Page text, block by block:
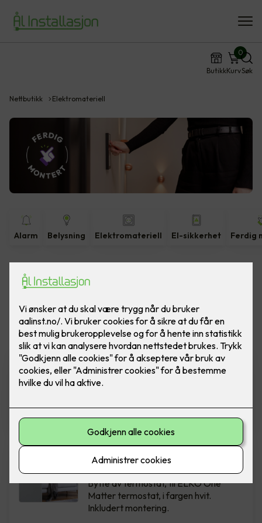
ButikkKurv
0
Søk
Nettbutikk Elektromateriell
Alarm Belysning Elektromateriell El-sikkerhet Ferdig
Vis flerefiltre
ELKO Dimmer - RS16/315 LED
Ferdig montert utskift dimmer
2,290,-
One Hvit
Bytte av termostat, til ELKO One
Matter termostat, i fargen hvit.
Inkludert montering.